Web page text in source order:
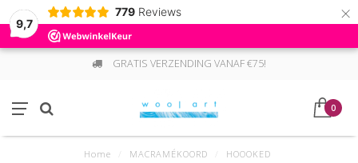
9,7
779 Reviews ×
GRATIS VERZENDING VANAF €75!
0
Home MACRAMÉKOORD HOOOKED